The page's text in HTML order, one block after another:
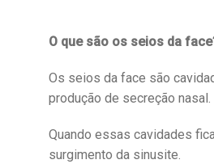
O que são os seios da
Os seios da face são
produção de secreção nasal.
Quando essas cavidades
surgimento da sinusite.